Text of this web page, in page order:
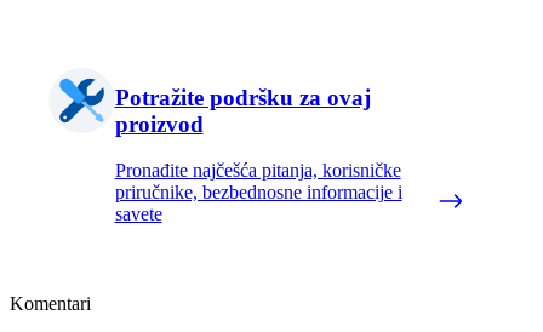
Potražite podršku za ovaj
proizvod
Pronađite najčešća pitanja, korisničke
priručnike, bezbednosne informacije i
savete
Komentari